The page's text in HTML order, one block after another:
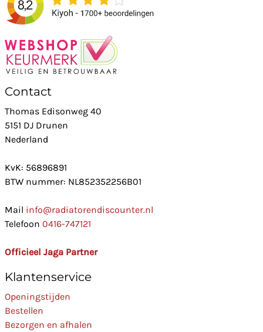
Contact
Thomas Edisonweg 40
5151 DJ Drunen
Nederland
KvK: 56896891
BTW nummer: NL852352256B01
Mail info@radiatorendiscounter.nl
Telefoon 0416-747121
Officieel Jaga Partner
Klantenservice
Openingstijden
Bestellen
Bezorgen en afhalen